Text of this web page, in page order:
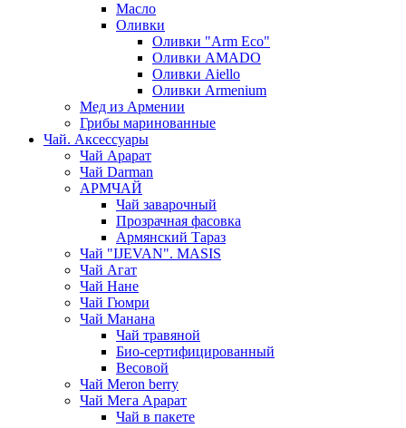
Масло
Оливки
Оливки "Arm Eco"
Оливки AMADO
Оливки Aiello
Оливки Armenium
Мед из Армении
Грибы маринованные
Чай. Аксессуары
Чай Арарат
Чай Darman
АРМЧАЙ
Чай заварочный
Прозрачная фасовка
Армянский Тараз
Чай "IJEVAN". MASIS
Чай Агат
Чай Нане
Чай Гюмри
Чай Манана
Чай травяной
Био-сертифицированный
Весовой
Чай Meron berry
Чай Мега Арарат
Чай в пакете